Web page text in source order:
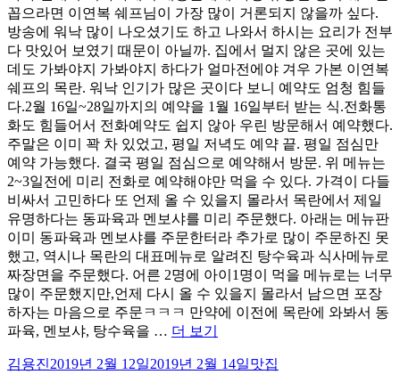
꼽으라면 이연복 쉐프님이 가장 많이 거론되지 않을까 싶다.
방송에 워낙 많이 나오셨기도 하고 나와서 하시는 요리가 전부
다 맛있어 보였기 때문이 아닐까. 집에서 멀지 않은 곳에 있는
데도 가봐야지 가봐야지 하다가 얼마전에야 겨우 가본 이연복
쉐프의 목란. 워낙 인기가 많은 곳이다 보니 예약도 엄청 힘들
다.2월 16일~28일까지의 예약을 1월 16일부터 받는 식.전화통
화도 힘들어서 전화예약도 쉽지 않아 우린 방문해서 예약했다.
주말은 이미 꽉 차 있었고, 평일 저녁도 예약 끝. 평일 점심만
예약 가능했다. 결국 평일 점심으로 예약해서 방문. 위 메뉴는
2~3일전에 미리 전화로 예약해야만 먹을 수 있다. 가격이 다들
비싸서 고민하다 또 언제 올 수 있을지 몰라서 목란에서 제일
유명하다는 동파육과 멘보샤를 미리 주문했다. 아래는 메뉴판
이미 동파육과 멘보샤를 주문한터라 추가로 많이 주문하진 못
했고, 역시나 목란의 대표메뉴로 알려진 탕수육과 식사메뉴로
짜장면을 주문했다. 어른 2명에 아이1명이 먹을 메뉴로는 너무
많이 주문했지만,언제 다시 올 수 있을지 몰라서 남으면 포장
하자는 마음으로 주문ㅋㅋㅋ 만약에 이전에 목란에 와봐서 동
파육, 멘보샤, 탕수육을 … 더 보기
동
글
김용진작
2019년 2월 12일2019년 2월 14일카
맛집